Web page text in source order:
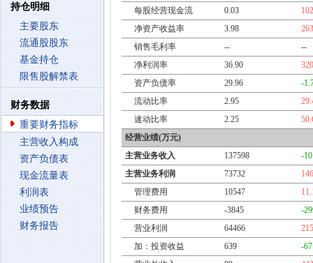
持仓明细
主要股东
流通股股东
基金持仓
限售股解禁表
财务数据
重要财务指标
主营收入构成
资产负债表
现金流量表
利润表
业绩预告
财务报告
每股经营现金流
0.03
净资产收益率
3.98
销售毛利率
--
--
净利润率
36.90
资产负债率
29.96
-
流动比率
2.95
速动比率
2.25
经营业绩(万元)
主营业务收入
137598
-
主营业务利润
73732
管理费用
10547
财务费用
-3845
-
营业利润
64466
加：投资收益
639
-